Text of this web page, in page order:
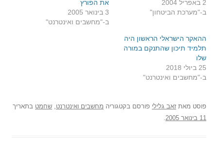
2 באפריל 2004
ב-"מערכת הביטחון"
את הפורץ
3 בינואר 2005
ב-"מחשבים ואינטרנט"
ההאקר הישראלי הראשון היה
תלמיד תיכון שהתנקם במורה
שלו
25 ביולי 2018
ב-"מחשבים ואינטרנט"
פוסט מאת זאב גלילי פורסם בקטגוריה מחשבים ואינטרנט שחמט בתאריך
11 בינואר 2005